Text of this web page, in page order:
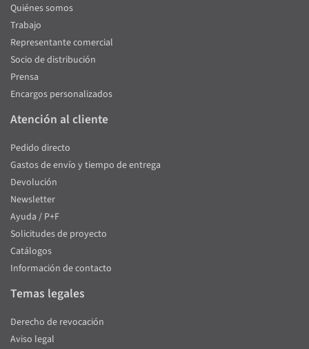
Quiénes somos
Trabajo
Representante comercial
Socio de distribución
Prensa
Encargos personalizados
Atención al cliente
Pedido directo
Gastos de envío y tiempo de entrega
Devolución
Newsletter
Ayuda / P+F
Solicitudes de proyecto
Catálogos
Información de contacto
Temas legales
Derecho de revocación
Aviso legal